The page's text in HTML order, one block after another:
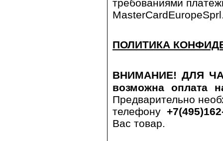
требованиями
ПОЛИТИКА
ВНИМАНИЕ! ДЛЯ
возможна оплата
Предварительно
телефону
Вас товар.